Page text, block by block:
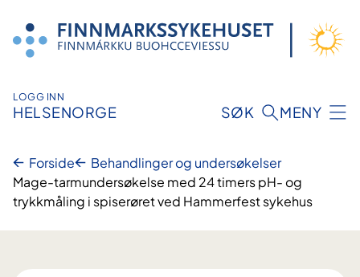
innhold
LOGG INN
HELSENORGE SØK MENY
Forside
Behandlinger og undersøkelser
Mage-tarmundersøkelse med 24 timers pH- og
trykkmåling i spiserøret ved Hammerfest sykehus